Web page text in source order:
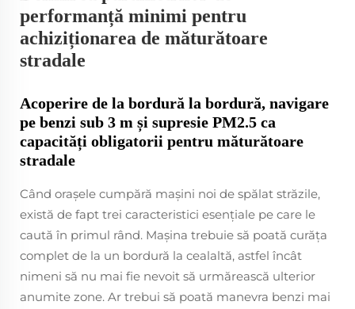
performanță minimi pentru
achiziționarea de măturătoare
stradale
Acoperire de la bordură la bordură, navigare
pe benzi sub 3 m și supresie PM2.5 ca
capacități obligatorii pentru măturătoare
stradale
Când orașele cumpără mașini noi de spălat străzile,
există de fapt trei caracteristici esențiale pe care le
caută în primul rând. Mașina trebuie să poată curăța
complet de la un bordură la cealaltă, astfel încât
nimeni să nu mai fie nevoit să urmărească ulterior
anumite zone. Ar trebui să poată manevra benzi mai